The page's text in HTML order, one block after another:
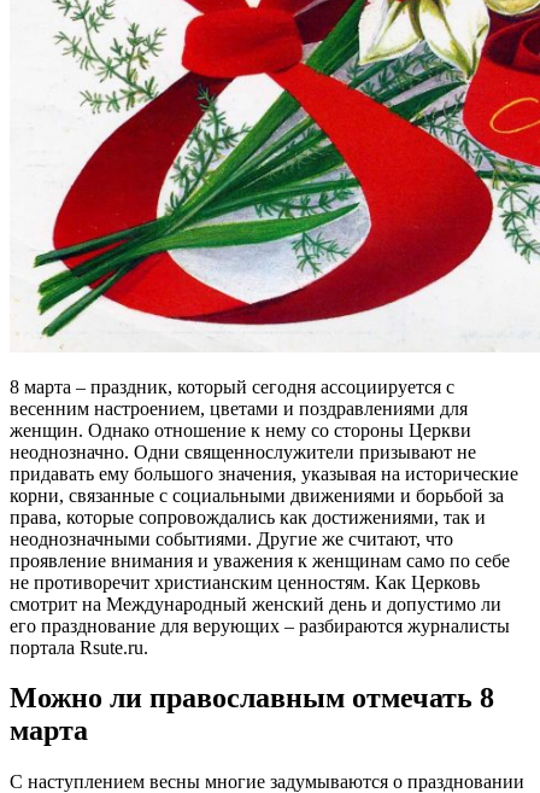
8 марта – праздник, который сегодня ассоциируется с
весенним настроением, цветами и поздравлениями для
женщин. Однако отношение к нему со стороны Церкви
неоднозначно. Одни священнослужители призывают не
придавать ему большого значения, указывая на исторические
корни, связанные с социальными движениями и борьбой за
права, которые сопровождались как достижениями, так и
неоднозначными событиями. Другие же считают, что
проявление внимания и уважения к женщинам само по себе
не противоречит христианским ценностям. Как Церковь
смотрит на Международный женский день и допустимо ли
его празднование для верующих – разбираются журналисты
портала Rsute.ru.
Можно ли православным отмечать 8
марта
С наступлением весны многие задумываются о праздновании